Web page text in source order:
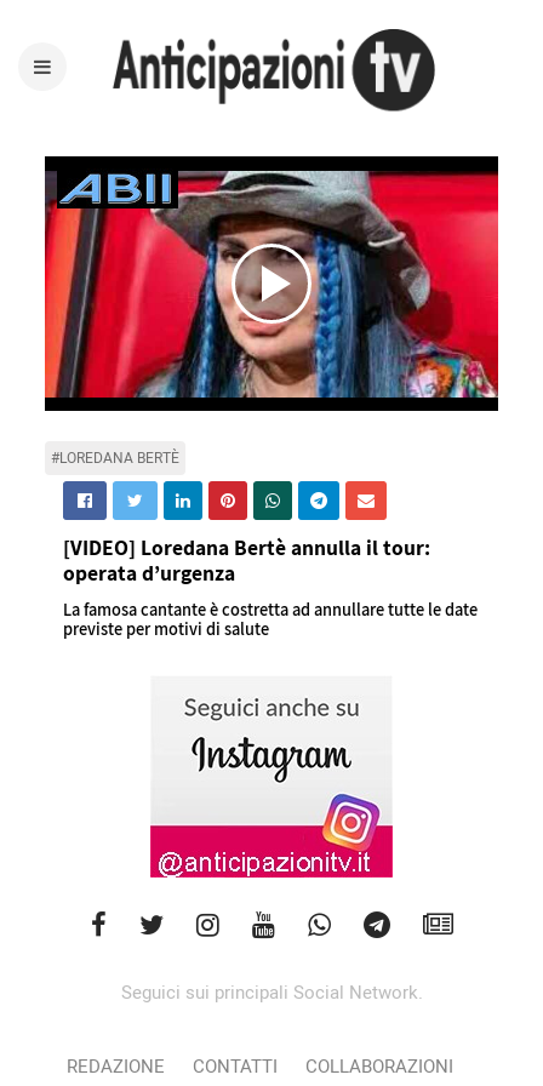
Play
Video
#LOREDANA BERTÈ
[VIDEO] Loredana Bertè annulla il tour:
operata d’urgenza
La famosa cantante è costretta ad annullare tutte le date
previste per motivi di salute
Seguici sui principali Social Network.
REDAZIONE CONTATTI COLLABORAZIONI